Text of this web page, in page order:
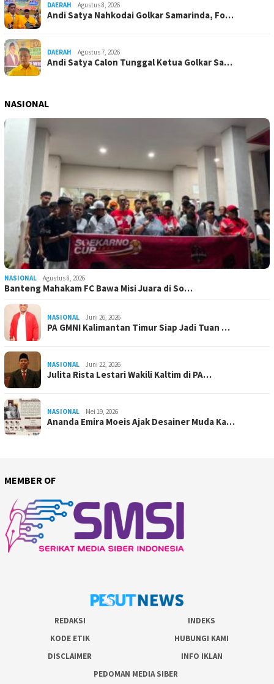
DAERAH Agustus 8, 2026
Andi Satya Nahkodai Golkar Samarinda, Fo…
DAERAH Agustus 7, 2026
Andi Satya Calon Tunggal Ketua Golkar Sa…
NASIONAL
NASIONAL Agustus 8, 2026
Banteng Mahakam FC Bawa Misi Juara di So…
NASIONAL Juni 26, 2026
PA GMNI Kalimantan Timur Siap Jadi Tuan …
NASIONAL Juni 22, 2026
Julita Rista Lestari Wakili Kaltim di PA…
NASIONAL Mei 19, 2026
Ananda Emira Moeis Ajak Desainer Muda Ka…
MEMBER OF
REDAKSI
INDEKS
KODE ETIK
HUBUNGI KAMI
DISCLAIMER
INFO IKLAN
PEDOMAN MEDIA SIBER